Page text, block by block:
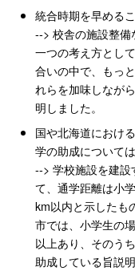
統合時期を早める
--> 校舎の施設整
一つの考え方とし
合いの中で、もっ
れらを加味しなが
明しました。
国や北海道におけ
学の助成について
--> 学校施設を建
て、通学距離は小
km以内と示したも
市では、小学生の
以上あり、そのう
助成している旨説